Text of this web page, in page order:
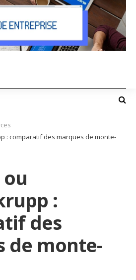
: comparatif des marques de monte-
:
des
de monte-